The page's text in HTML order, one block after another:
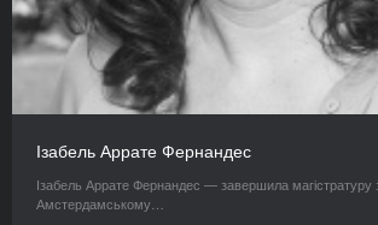
Ізабель Аррате Фернандес
Ізабель Аррате Фернандес — завершила магістратуру
Амстердамському…